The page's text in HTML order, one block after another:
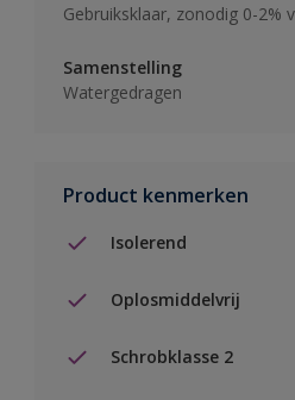
Gebruiksklaar, zonodig 0-2%
Samenstelling
Watergedragen
Product kenmerken
Isolerend
Oplosmiddelvrij
Schrobklasse 2